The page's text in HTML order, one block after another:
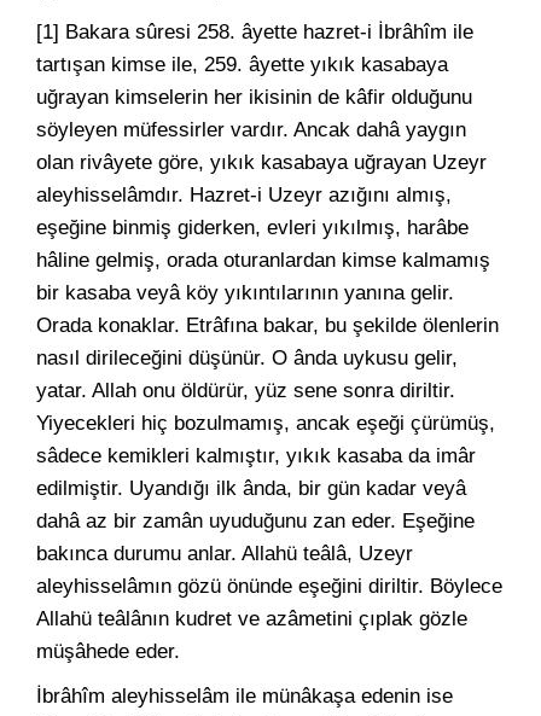
[1] Bakara sûresi 258. âyette hazret-i İbrâhîm ile
tartışan kimse ile, 259. âyette yıkık kasabaya
uğrayan kimselerin her ikisinin de kâfir olduğunu
söyleyen müfessirler vardır. Ancak dahâ yaygın
olan rivâyete göre, yıkık kasabaya uğrayan Uzeyr
aleyhisselâmdır. Hazret-i Uzeyr azığını almış,
eşeğine binmiş giderken, evleri yıkılmış, harâbe
hâline gelmiş, orada oturanlardan kimse kalmamış
bir kasaba veyâ köy yıkıntılarının yanına gelir.
Orada konaklar. Etrâfına bakar, bu şekilde ölenlerin
nasıl dirileceğini düşünür. O ânda uykusu gelir,
yatar. Allah onu öldürür, yüz sene sonra diriltir.
Yiyecekleri hiç bozulmamış, ancak eşeği çürümüş,
sâdece kemikleri kalmıştır, yıkık kasaba da imâr
edilmiştir. Uyandığı ilk ânda, bir gün kadar veyâ
dahâ az bir zamân uyuduğunu zan eder. Eşeğine
bakınca durumu anlar. Allahü teâlâ, Uzeyr
aleyhisselâmın gözü önünde eşeğini diriltir. Böylece
Allahü teâlânın kudret ve azâmetini çıplak gözle
müşâhede eder.
İbrâhîm aleyhisselâm ile münâkaşa edenin ise